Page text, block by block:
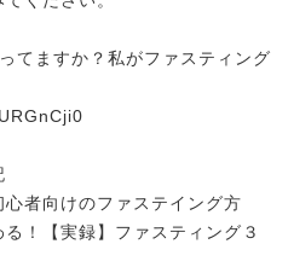
てますか？私がファスティング
者向けのファステイング方
！【実録】ファスティング３